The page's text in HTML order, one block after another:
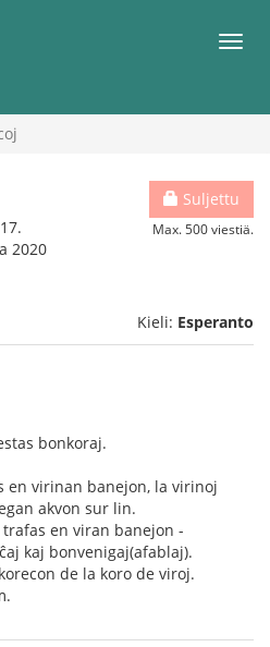
Suljettu
Max. 500 viestiä.
2020
Kieli: Esperanto
bonkoraj.
en virinan banejon, la virinoj
akvon sur lin.
en viran banejon -
kaj bonvenigaj(afablaj).
de la koro de viroj.